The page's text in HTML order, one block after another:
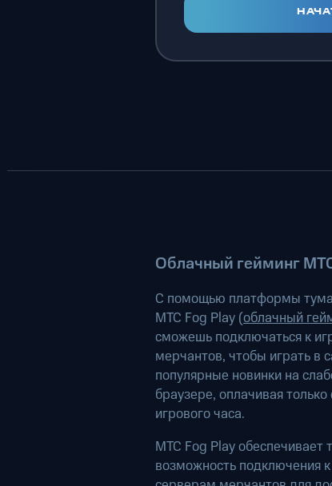
Облачный гейминг
С помощью платформы
МТС Fog Play (облачный
сможешь подключаться к
мерчантов, чтобы играть в
популярные новинки на
браузере, оплачивая только
игрового часа.
МТС Fog Play обеспечивает
возможность подключения